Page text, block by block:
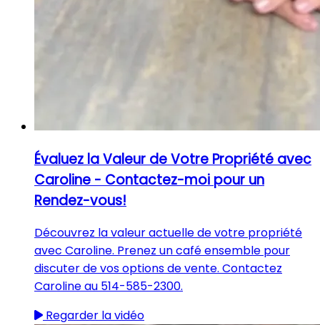
Évaluez la Valeur de Votre Propriété avec
Caroline - Contactez-moi pour un
Rendez-vous!
Découvrez la valeur actuelle de votre propriété
avec Caroline. Prenez un café ensemble pour
discuter de vos options de vente. Contactez
Caroline au 514-585-2300.
Regarder la vidéo